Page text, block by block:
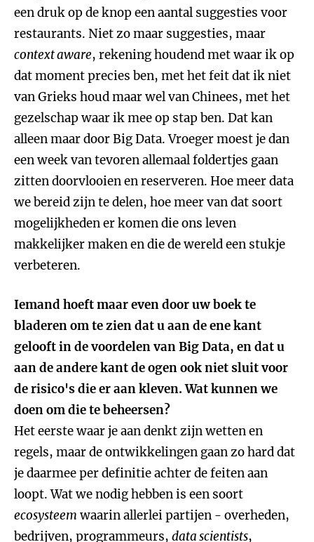
een druk op de knop een aantal suggesties voor
restaurants. Niet zo maar suggesties, maar
context aware, rekening houdend met waar ik op
dat moment precies ben, met het feit dat ik niet
van Grieks houd maar wel van Chinees, met het
gezelschap waar ik mee op stap ben. Dat kan
alleen maar door Big Data. Vroeger moest je dan
een week van tevoren allemaal foldertjes gaan
zitten doorvlooien en reserveren. Hoe meer data
we bereid zijn te delen, hoe meer van dat soort
mogelijkheden er komen die ons leven
makkelijker maken en die de wereld een stukje
verbeteren.
Iemand hoeft maar even door uw boek te
bladeren om te zien dat u aan de ene kant
gelooft in de voordelen van Big Data, en dat u
aan de andere kant de ogen ook niet sluit voor
de risico's die er aan kleven. Wat kunnen we
doen om die te beheersen?
Het eerste waar je aan denkt zijn wetten en
regels, maar de ontwikkelingen gaan zo hard dat
je daarmee per definitie achter de feiten aan
loopt. Wat we nodig hebben is een soort
ecosysteem waarin allerlei partijen - overheden,
bedrijven, programmeurs, data scientists,